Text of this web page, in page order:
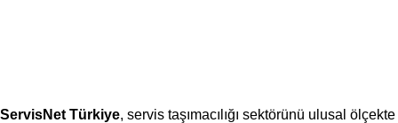
ServisNet Türkiye, servis taşımacılığı sektörünü ulusal ölçekte